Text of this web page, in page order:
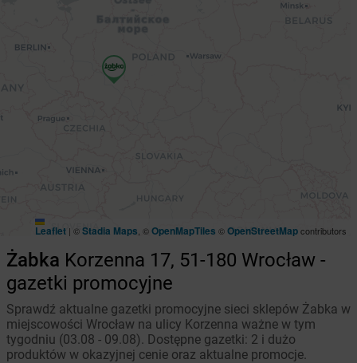
Leaflet | ©Stadia Maps , ©OpenMapTiles ©OpenStreetMapcontributors
Żabka Korzenna 17, 51-180 Wrocław -
gazetki promocyjne
Sprawdź aktualne gazetki promocyjne sieci sklepów Żabka w
miejscowości Wrocław na ulicy Korzenna ważne w tym
tygodniu (03.08 - 09.08). Dostępne gazetki: 2 i dużo
produktów w okazyjnej cenie oraz aktualne promocje.